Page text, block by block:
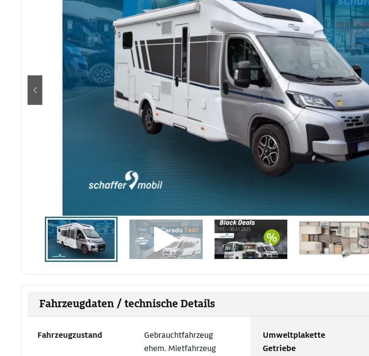
zurück
Fahrzeugdaten / technische Details
Fahrzeugzustand
Gebrauchtfahrzeug
ehem. Mietfahrzeug
Umweltplakette
Getriebe